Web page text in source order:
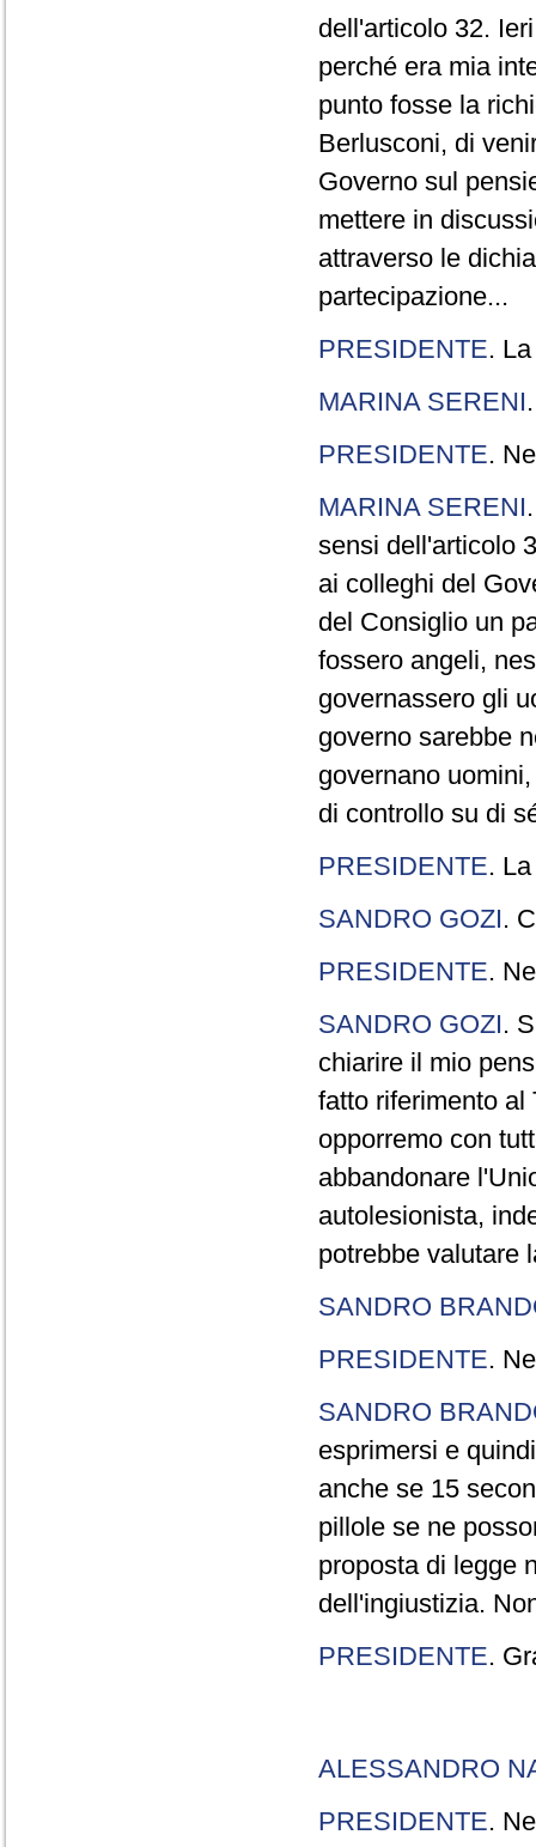
dell'articolo 32.
perché era mia
punto fosse la
Berlusconi, di
Governo sul
mettere in
attraverso le
partecipazione...
PRESIDENTE.
MARINA SERENI
PRESIDENTE.
MARINA SERENI
sensi dell'articolo
ai colleghi del
del Consiglio un
fossero angeli,
governassero gli
governo sarebbe
governano
di controllo su di
PRESIDENTE.
SANDRO GOZI.
PRESIDENTE.
SANDRO GOZI.
chiarire il mio
fatto riferimento al
opporremo con
abbandonare
autolesionista,
potrebbe valutare
SANDRO
PRESIDENTE.
SANDRO
esprimersi e
anche se 15
pillole se ne
proposta di legge
dell'ingiustizia.
PRESIDENTE.
ALESSANDRO
PRESIDENTE.